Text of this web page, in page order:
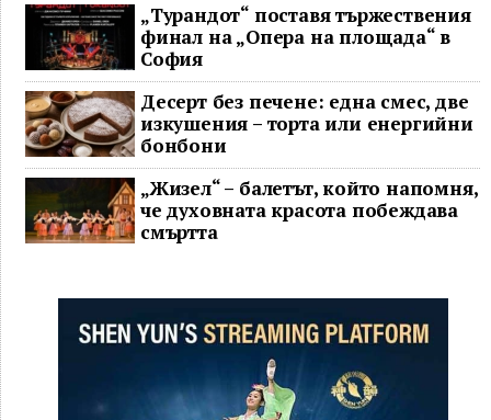
„Турандот“ поставя тържествения
финал на „Опера на площада“ в
София
Десерт без печене: една смес, две
изкушения – торта или енергийни
бонбони
„Жизел“ – балетът, който напомня,
че духовната красота побеждава
смъртта